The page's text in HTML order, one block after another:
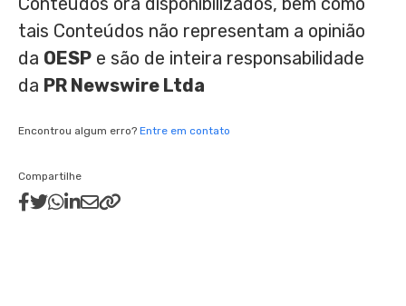
tais Conteúdos não representam a opinião
da OESP e são de inteira responsabilidade
da PR Newswire Ltda
Encontrou algum erro? Entre em contato
Compartilhe